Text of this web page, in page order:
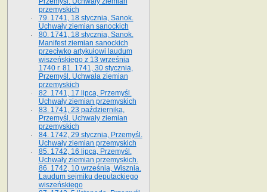
przemyskich
79. 1741, 18 stycznia, Sanok.
Uchwały ziemian sanockich
80. 1741, 18 stycznia, Sanok.
Manifest ziemian sanockich
przeciwko artykułowi laudum
wiszeńskiego z 13 wrze­śnia
1740 r. 81. 1741, 30 stycznia,
Przemyśl. Uchwała ziemian
przemyskich
82. 1741, 17 lipca, Przemyśl.
Uchwały ziemian przemyskich
83. 1741, 23 października,
Przemyśl. Uchwały ziemian
przemyskich
84. 1742, 29 stycznia, Przemyśl.
Uchwały ziemian przemyskich
85. 1742, 16 lipca, Przemyśl.
Uchwały ziemian przemyskich.
86. 1742, 10 września, Wisznia.
Laudum sejmiku deputackiego
wiszeńskiego